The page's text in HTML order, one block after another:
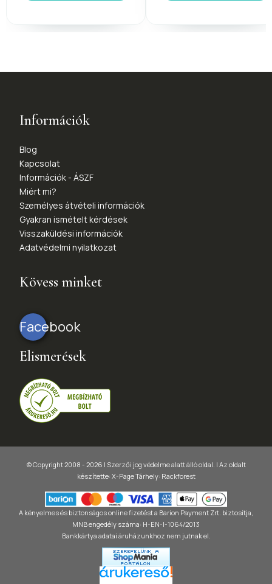
Információk
Blog
Kapcsolat
Információk - ÁSZF
Miért mi?
Személyes átvételi információk
Gyakran ismételt kérdések
Visszaküldési információk
Adatvédelmi nyilatkozat
Kövess minket
Facebook
Elismerések
© Copyright 2008 - 2026 | Szerzői jog védelme alatt álló oldal. | Az oldalt
készítette: X-PageTárhely: Rackforest
A kényelmes és biztonságos online fizetést a Barion Payment Zrt. biztosítja,
MNB engedély száma: H-EN-I-1064/2013
Bankkártya adatai áruházunkhoz nem jutnak el.